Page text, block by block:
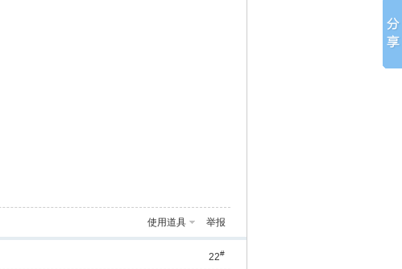
使用道具 举报
22#